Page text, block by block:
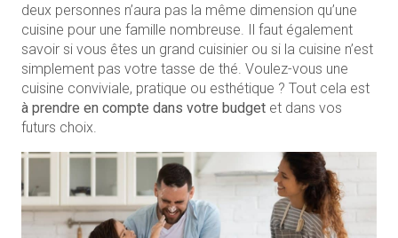
deux personnes n’aura pas la même dimension qu’une
cuisine pour une famille nombreuse. Il faut également
savoir si vous êtes un grand cuisinier ou si la cuisine n’est
simplement pas votre tasse de thé. Voulez-vous une
cuisine conviviale, pratique ou esthétique ? Tout cela est
à prendre en compte dans votre budget et dans vos
futurs choix.